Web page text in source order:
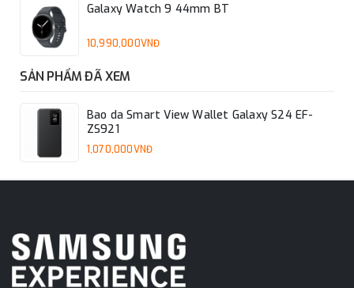
Galaxy Watch 9 44mm BT
10,990,000VNĐ
SẢN PHẨM ĐÃ XEM
Bao da Smart View Wallet Galaxy S24 EF-
ZS921
1,070,000VNĐ